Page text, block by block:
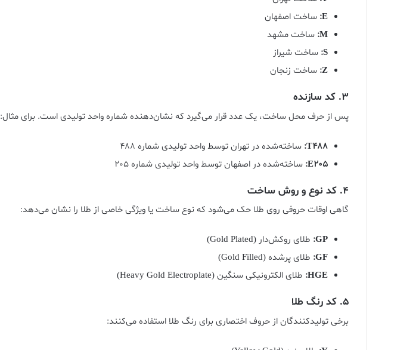
E: ساخت اصفهان
M: ساخت مشهد
S: ساخت شیراز
Z: ساخت زنجان
3. کد سازنده
پس از حرف محل ساخت، یک عدد قرار می‌گیرد که نشان‌دهنده شماره واحد تولیدی است. برای مثال:
T488: ساخته‌شده در تهران توسط واحد تولیدی شماره 488
E205: ساخته‌شده در اصفهان توسط واحد تولیدی شماره 205
4. کد نوع و روش ساخت
گاهی اوقات حروفی روی طلا حک می‌شود که نوع ساخت یا ویژگی خاصی از طلا را نشان می‌دهد:
GP: طلای روکش‌دار (Gold Plated)
GF: طلای پرشده (Gold Filled)
HGE: طلای الکترونیکی سنگین (Heavy Gold Electroplate)
5. کد رنگ طلا
برخی تولیدکنندگان از حروف اختصاری برای رنگ طلا استفاده می‌کنند: